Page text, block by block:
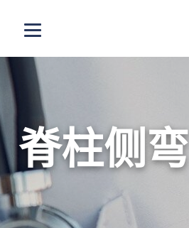
打开选单
脊柱侧弯